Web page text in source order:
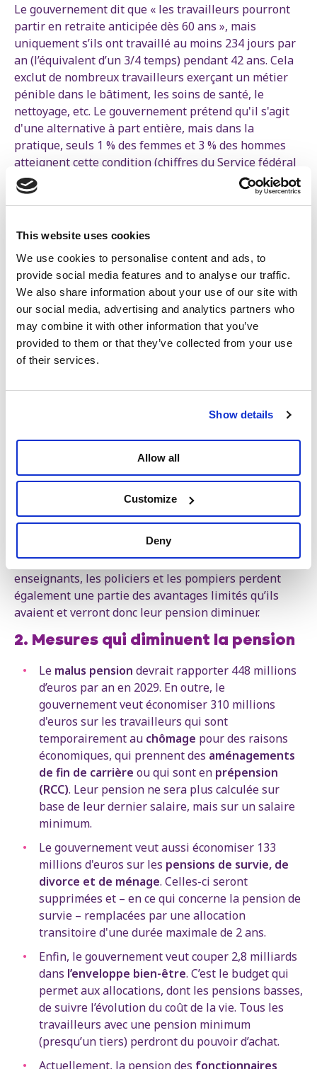
This website uses cookies
We use cookies to personalise content and ads, to
provide social media features and to analyse our traffic.
We also share information about your use of our site with
our social media, advertising and analytics partners who
may combine it with other information that you’ve
provided to them or that they’ve collected from your use
of their services.
Show details
Allow all
Customize
Deny
Le gouvernement dit que « les travailleurs pourront
partir en retraite anticipée dès 60 ans », mais
uniquement s’ils ont travaillé au moins 234 jours par
an (l’équivalent d’un 3/4 temps) pendant 42 ans. Cela
exclut de nombreux travailleurs exerçant un métier
pénible dans le bâtiment, les soins de santé, le
nettoyage, etc. Le gouvernement prétend qu'il s'agit
d'une alternative à part entière, mais dans la
pratique, seuls 1 % des femmes et 3 % des hommes
atteignent cette condition (chiffres du Service fédéral
des pensions).
Par exemple, les personnes qui ont été malades
chômage pendant 13 semaines ou qui ont eu des
aménagements de fin de carrière, ne remplissent pas
cette condition.
Suppression quasi totale des règles pour les
métiers pénibles, dans le privé comme dans le
public
Dix ans après les promesses faites de faire des
le secteur privé est supprimé (notamment pour les
jusqu’à présent droit à un départ anticipé via le
régime de chômage avec complément d’entreprise –
RCC, ex-prépension).
Dans le secteur public, le personnel roulant de la
SNCB et les militaires ne pourront plus obtenir une
pension complète qu’après 45 ans de carrière. Les
enseignants, les policiers et les pompiers perdent
également une partie des avantages limités qu’ils
avaient et verront donc leur pension diminuer.
2. Mesures qui diminuent la pension
Le malus pension devrait rapporter 448 millions
d’euros par an en 2029. En outre, le
gouvernement veut économiser 310 millions
d'euros sur les travailleurs qui sont
temporairement au chômage pour des raisons
économiques, qui prennent des aménagements
de fin de carrière ou qui sont en prépension
(RCC). Leur pension ne sera plus calculée sur
base de leur dernier salaire, mais sur un salaire
minimum.
Le gouvernement veut aussi économiser 133
millions d'euros sur les pensions de survie, de
divorce et de ménage. Celles-ci seront
supprimées et – en ce qui concerne la pension de
survie – remplacées par une allocation
transitoire d'une durée maximale de 2 ans.
Enfin, le gouvernement veut couper 2,8 milliards
dans l’enveloppe bien-être. C’est le budget qui
permet aux allocations, dont les pensions basses,
de suivre l’évolution du coût de la vie. Tous les
travailleurs avec une pension minimum
(presqu’un tiers) perdront du pouvoir d’achat.
Actuellement, la pension des fonctionnaires